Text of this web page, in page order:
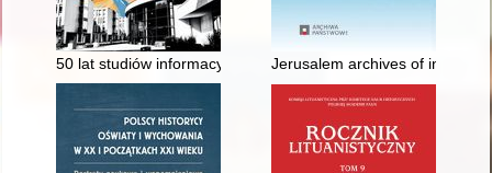
50 lat studiów informacyjno-bibliotekoznawczych na
Jerusalem archives of